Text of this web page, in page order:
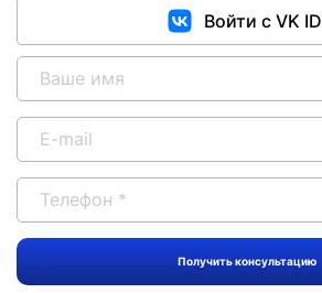
Войти с VK ID